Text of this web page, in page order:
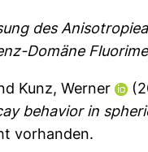
des
Domäne
Kunz, Werner
behavior in
vorhanden.